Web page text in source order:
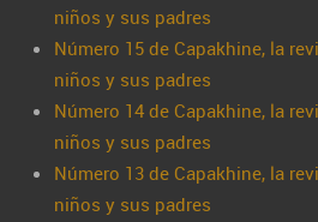
niños y sus padres
Número 15 de Capakhine, la
niños y sus padres
Número 14 de Capakhine, la
niños y sus padres
Número 13 de Capakhine, la
niños y sus padres